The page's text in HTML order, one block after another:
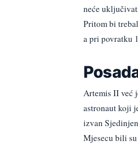
neće
Pritom bi
a pri povratku
Artemis II već
astronaut koji
izvan
Mjesecu bili